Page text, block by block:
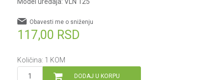
117,00 RSD
Obavesti me o sniženju
Količina: 1 KOM
DODAJ U KORPU